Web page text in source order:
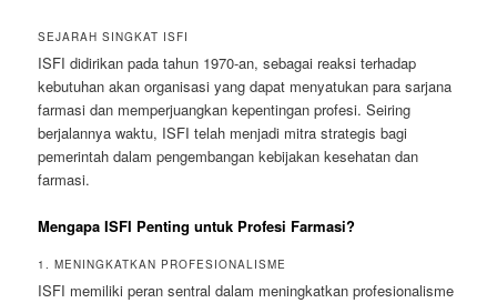
SEJARAH SINGKAT ISFI
ISFI didirikan pada tahun 1970-an, sebagai reaksi terhadap
kebutuhan akan organisasi yang dapat menyatukan para sarjana
farmasi dan memperjuangkan kepentingan profesi. Seiring
berjalannya waktu, ISFI telah menjadi mitra strategis bagi
pemerintah dalam pengembangan kebijakan kesehatan dan
farmasi.
Mengapa ISFI Penting untuk Profesi Farmasi?
1. MENINGKATKAN PROFESIONALISME
ISFI memiliki peran sentral dalam meningkatkan profesionalisme